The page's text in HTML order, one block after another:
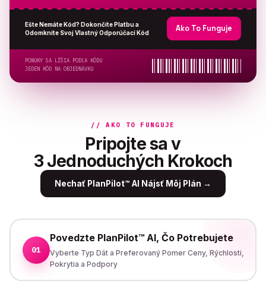
Ešte Nemáte Kód? Dokončite Platbu a
Odomknite Svoj Vlastný Odporúčací Kód
Ako To Funguje
PONUKY SA LÍŠIA PODĽA KÓDU
JEDEN KÓD NA OBJEDNÁVKU
// AKO TO FUNGUJE
Pripojte sa v
3 Jednoduchých Krokoch
Nechať PlanPilot™ AI Nájsť Môj Plán →
01
Povedzte PlanPilot™ AI, Čo Potrebujete
Vyberte Typ Dát a Preferovaný Pomer Ceny, Rýchlosti,
Pokrytia a Podpory